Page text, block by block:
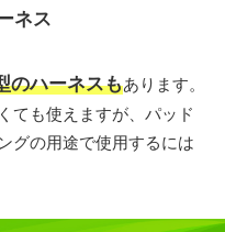
ネス
のハーネスもあります。
ても使えますが、パッド
グの用途で使用するには